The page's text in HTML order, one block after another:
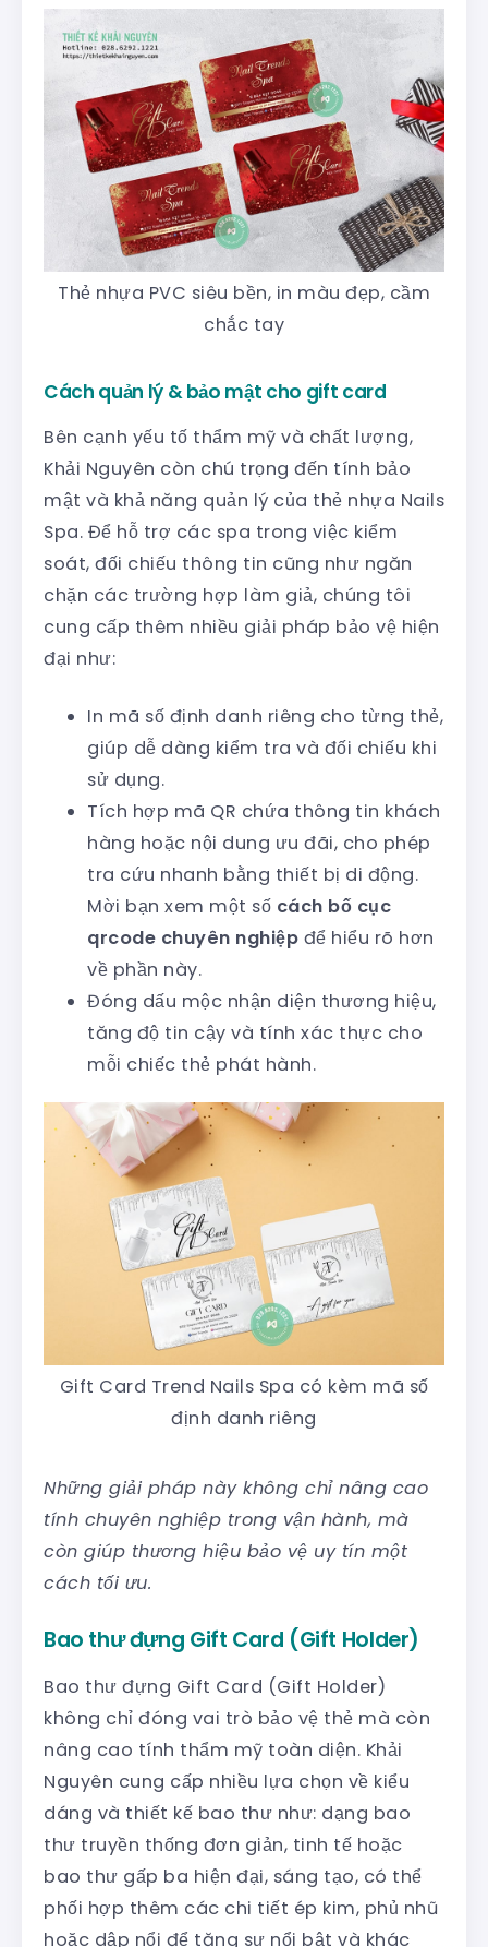
Thẻ nhựa PVC siêu bền, in màu đẹp, cầm
chắc tay
Cách quản lý & bảo mật cho gift card
Bên cạnh yếu tố thẩm mỹ và chất lượng,
Khải Nguyên còn chú trọng đến tính bảo
mật và khả năng quản lý của thẻ nhựa Nails
Spa. Để hỗ trợ các spa trong việc kiểm
soát, đối chiếu thông tin cũng như ngăn
chặn các trường hợp làm giả, chúng tôi
cung cấp thêm nhiều giải pháp bảo vệ hiện
đại như:
In mã số định danh riêng cho từng thẻ,
giúp dễ dàng kiểm tra và đối chiếu khi
sử dụng.
Tích hợp mã QR chứa thông tin khách
hàng hoặc nội dung ưu đãi, cho phép
tra cứu nhanh bằng thiết bị di động.
Mời bạn xem một số cách bố cục
qrcode chuyên nghiệp để hiểu rõ hơn
về phần này.
Đóng dấu mộc nhận diện thương hiệu,
tăng độ tin cậy và tính xác thực cho
mỗi chiếc thẻ phát hành.
Gift Card Trend Nails Spa có kèm mã số
định danh riêng
Những giải pháp này không chỉ nâng cao
tính chuyên nghiệp trong vận hành, mà
còn giúp thương hiệu bảo vệ uy tín một
cách tối ưu.
Bao thư đựng Gift Card (Gift Holder)
Bao thư đựng Gift Card (Gift Holder)
không chỉ đóng vai trò bảo vệ thẻ mà còn
nâng cao tính thẩm mỹ toàn diện. Khải
Nguyên cung cấp nhiều lựa chọn về kiểu
dáng và thiết kế bao thư như: dạng bao
thư truyền thống đơn giản, tinh tế hoặc
bao thư gấp ba hiện đại, sáng tạo, có thể
phối hợp thêm các chi tiết ép kim, phủ nhũ
hoặc dập nổi để tăng sự nổi bật và khác